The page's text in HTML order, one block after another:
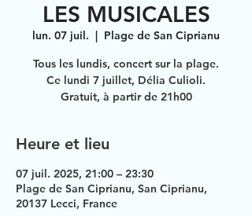
LES MUSICALES
lun. 07 juil.
  |
Plage de San Ciprianu
Tous les lundis, concert sur la plage.
Ce lundi 7 juillet, Délia Culioli.
Gratuit, à partir de 21h00
Heure et lieu
07 juil. 2025, 21:00 – 23:30
Plage de San Ciprianu, San Ciprianu,
20137 Lecci, France